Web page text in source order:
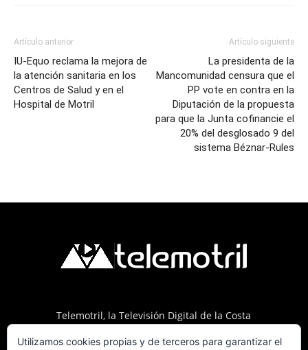
Artículo anterior
IU-Equo reclama la mejora de
la atención sanitaria en los
Centros de Salud y en el
Hospital de Motril
Artículo siguiente
La presidenta de la
Mancomunidad censura que el
PP vote en contra en la
Diputación de la propuesta
para que la Junta cofinancie el
20% del desglosado 9 del
sistema Béznar-Rules
Telemotril, la Televisión Digital de la Costa
del 107.7 en OndaSur Motril.
Utilizamos cookies propias y de terceros para garantizar el